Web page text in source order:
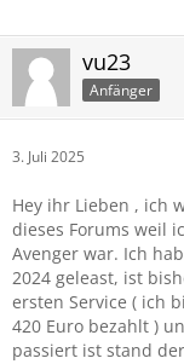
vu23
Anfänger
3. Juli 2025
Hey ihr Lieben , ich
dieses Forums weil
Avenger war. Ich
2024 geleast, ist
ersten Service ( ich
420 Euro bezahlt )
passiert ist stand